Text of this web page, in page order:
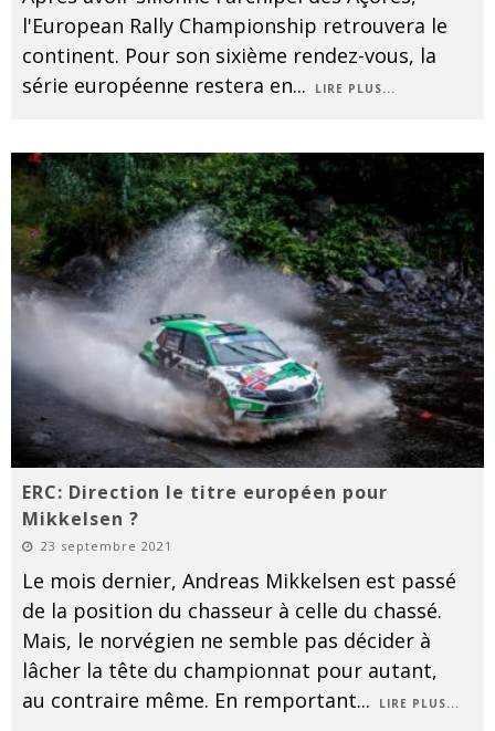
l'European Rally Championship retrouvera le
continent. Pour son sixième rendez-vous, la
série européenne restera en... LIRE PLUS...
ERC: Direction le titre européen pour
Mikkelsen ?
23 septembre 2021
Le mois dernier, Andreas Mikkelsen est passé
de la position du chasseur à celle du chassé.
Mais, le norvégien ne semble pas décider à
lâcher la tête du championnat pour autant,
au contraire même. En remportant... LIRE PLUS...